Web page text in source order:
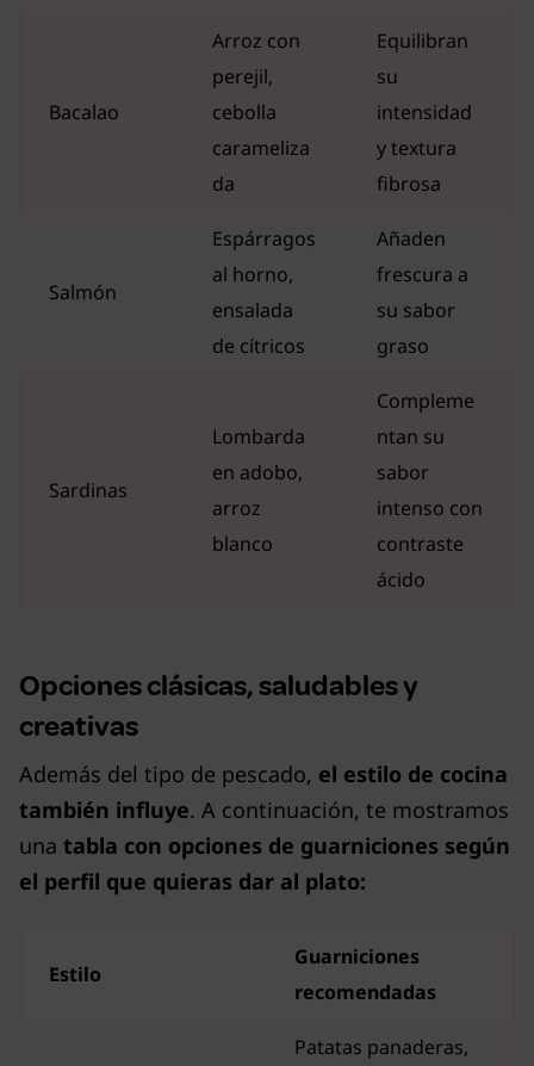
Bacalao
Arroz con
perejil,
cebolla
carameliza
da
Equilibran
su
intensidad
y textura
fibrosa
Salmón
Espárragos
al horno,
ensalada
de cítricos
Añaden
frescura a
su sabor
graso
Sardinas
Lombarda
en adobo,
arroz
blanco
Compleme
ntan su
sabor
intenso con
contraste
ácido
Opciones clásicas, saludables y
creativas
Además del tipo de pescado, el estilo de cocina
también influye. A continuación, te mostramos
una tabla con opciones de guarniciones según
el perfil que quieras dar al plato:
Estilo
Guarniciones
recomendadas
Patatas panaderas,